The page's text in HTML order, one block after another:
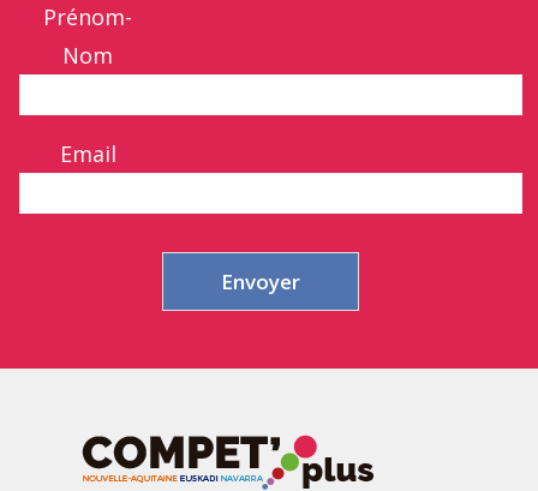
Prénom-
Nom
Email